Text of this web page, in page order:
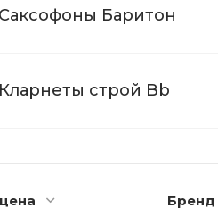
Саксофоны Баритон
Кларнеты строй Bb
Бренд